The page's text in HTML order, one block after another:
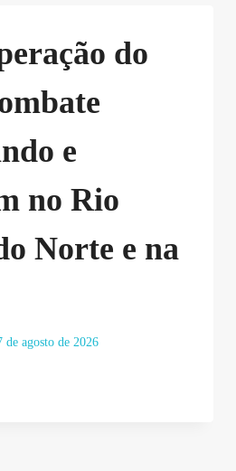
do
e
no Rio
Norte e na
de agosto de 2026